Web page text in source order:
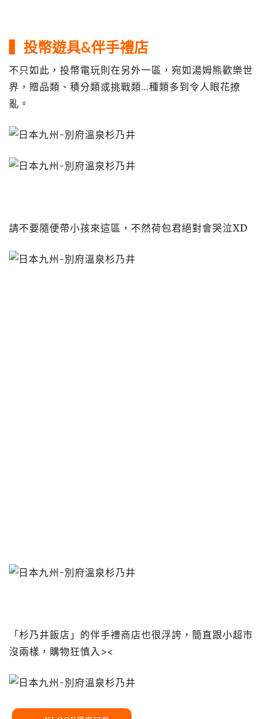
▍投幣遊具&伴手禮店
不只如此，投幣電玩則在另外一區，宛如湯姆熊歡樂世
界，贈品類、積分類或挑戰類…種類多到令人眼花撩
亂。
請不要隨便帶小孩來這區，不然荷包君絕對會哭泣XD
「杉乃井飯店」的伴手禮商店也很浮誇，簡直跟小超市
沒兩樣，購物狂慎入><